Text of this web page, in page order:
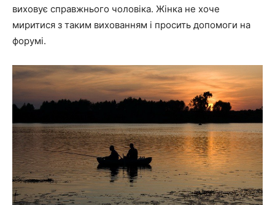
виховує справжнього чоловіка. Жінка не хоче
миритися з таким вихованням і просить допомоги на
форумі.